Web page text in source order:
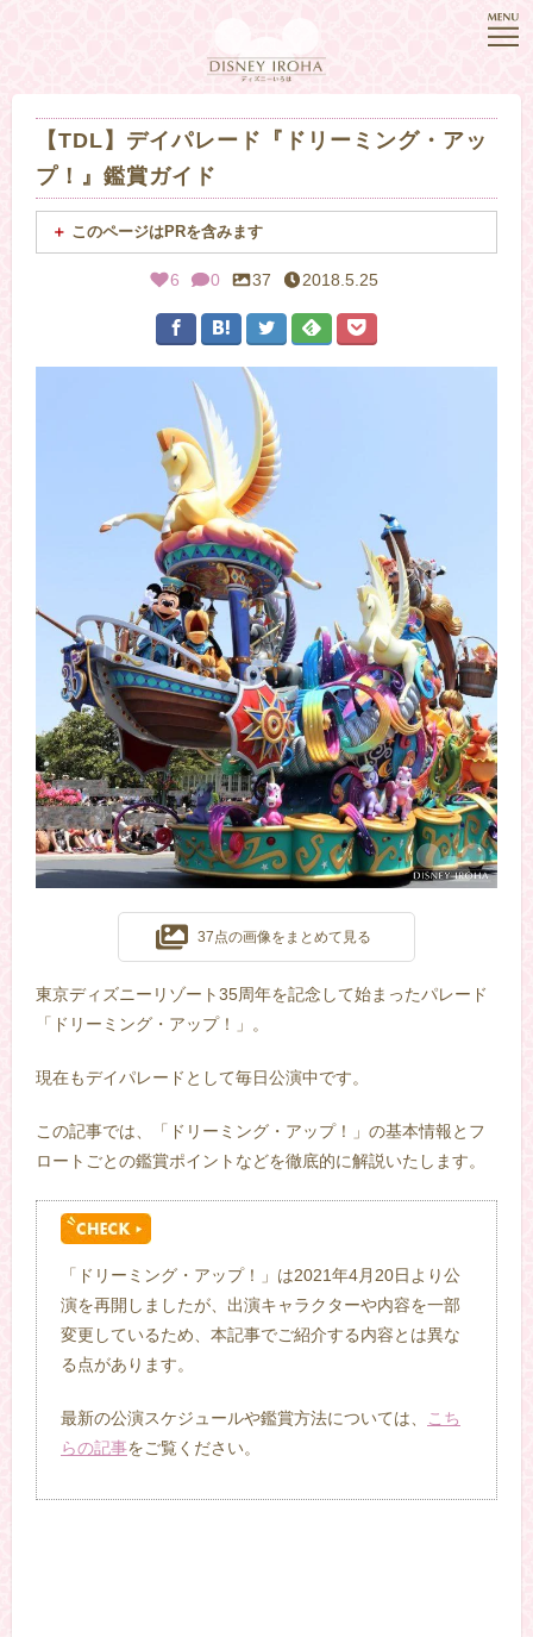
【TDL】デイパレード『ドリーミング・アッ
プ！』鑑賞ガイド
このページはPRを含みます
6 0 37 2018.5.25
37点の画像をまとめて見る
東京ディズニーリゾート35周年を記念して始まったパレード
「ドリーミング・アップ！」。
現在もデイパレードとして毎日公演中です。
この記事では、「ドリーミング・アップ！」の基本情報とフ
ロートごとの鑑賞ポイントなどを徹底的に解説いたします。
「ドリーミング・アップ！」は2021年4月20日より公
演を再開しましたが、出演キャラクターや内容を一部
変更しているため、本記事でご紹介する内容とは異な
る点があります。
最新の公演スケジュールや鑑賞方法については、
こち
らの記事をご覧ください。